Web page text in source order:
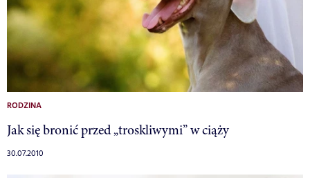
RODZINA
Jak się bronić przed „troskliwymi” w ciąży
30.07.2010